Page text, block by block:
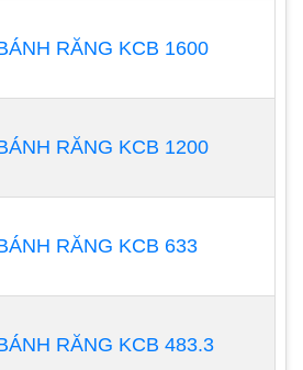
= 820L/H
= 12 Bar tương đương đẩy cao
điện áp 3
105rpm
ra: 3/4 inch tương đương
RĂNG KCB 1600
RĂNG KCB 1200
RĂNG KCB 633
RĂNG KCB 483.3